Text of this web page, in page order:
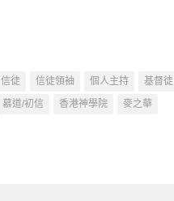
信徒 信徒領袖 個人主持 基督徒
慕道/初信 香港神學院 麥之華